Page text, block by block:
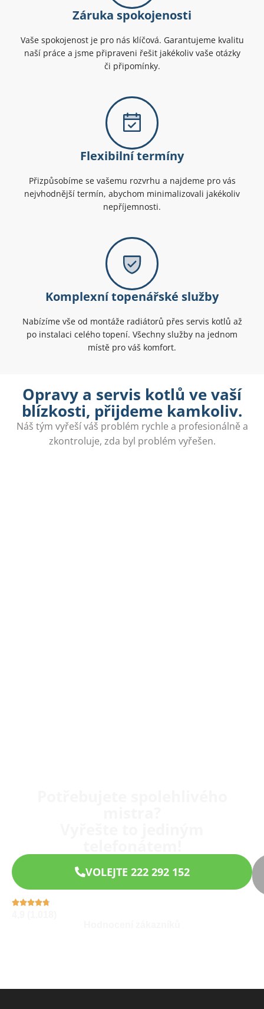
Záruka spokojenosti
Vaše spokojenost je pro nás klíčová. Garantujeme kvalitu
naší práce a jsme připraveni řešit jakékoliv vaše otázky
či připomínky.
Flexibilní termíny
Přizpůsobíme se vašemu rozvrhu a najdeme pro vás
nejvhodnější termín, abychom minimalizovali jakékoliv
nepříjemnosti.
Komplexní topenářské služby
Nabízíme vše od montáže radiátorů přes servis kotlů až
po instalaci celého topení. Všechny služby na jednom
místě pro váš komfort.
Opravy a servis kotlů ve vaší
blízkosti, přijdeme kamkoliv.
Náš tým vyřeší váš problém rychle a profesionálně a
zkontroluje, zda byl problém vyřešen.
VOLEJTE 222 292 152